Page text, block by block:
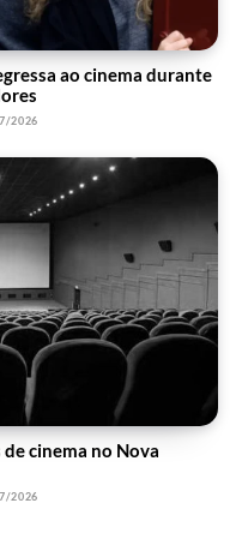
ao cinema durante
2026
cinema no Nova
2026